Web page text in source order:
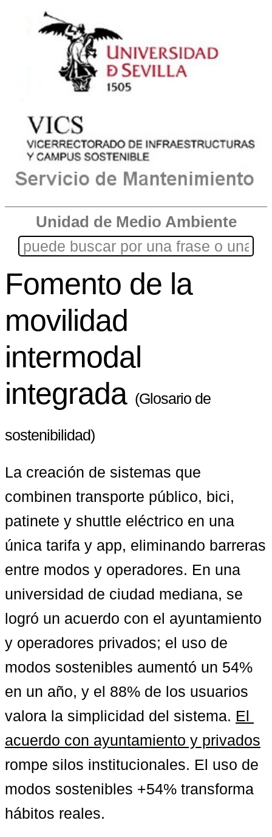
Unidad de Medio Ambiente
Fomento de la
movilidad
intermodal
integrada (Glosario de
sostenibilidad)
La creación de sistemas que
combinen transporte público, bici,
patinete y shuttle eléctrico en una
única tarifa y app, eliminando barreras
entre modos y operadores. En una
universidad de ciudad mediana, se
logró un acuerdo con el ayuntamiento
y operadores privados; el uso de
modos sostenibles aumentó un 54%
en un año, y el 88% de los usuarios
valora la simplicidad del sistema. El
acuerdo con ayuntamiento y privados
rompe silos institucionales. El uso de
modos sostenibles +54% transforma
hábitos reales.